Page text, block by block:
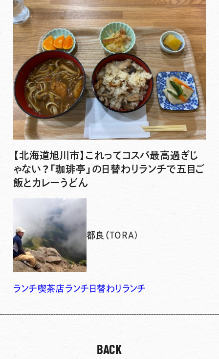
【北海道旭川市】これってコスパ最高過ぎじ
ゃない？「珈琲亭」の日替わりランチで五目ご
飯とカレーうどん
都良（TORA)
ランチ喫茶店ランチ 日替わりランチ
BACK